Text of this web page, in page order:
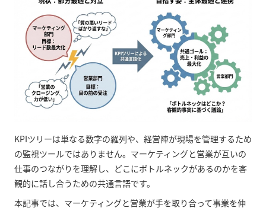
KPIツリーは単なる数字の羅列や、経営陣が現場を管理するため
の監視ツールではありません。マーケティングと営業が互いの
仕事のつながりを理解し、どこにボトルネックがあるのかを客
観的に話し合うための共通言語です。
本記事では、マーケティングと営業が手を取り合って事業を伸